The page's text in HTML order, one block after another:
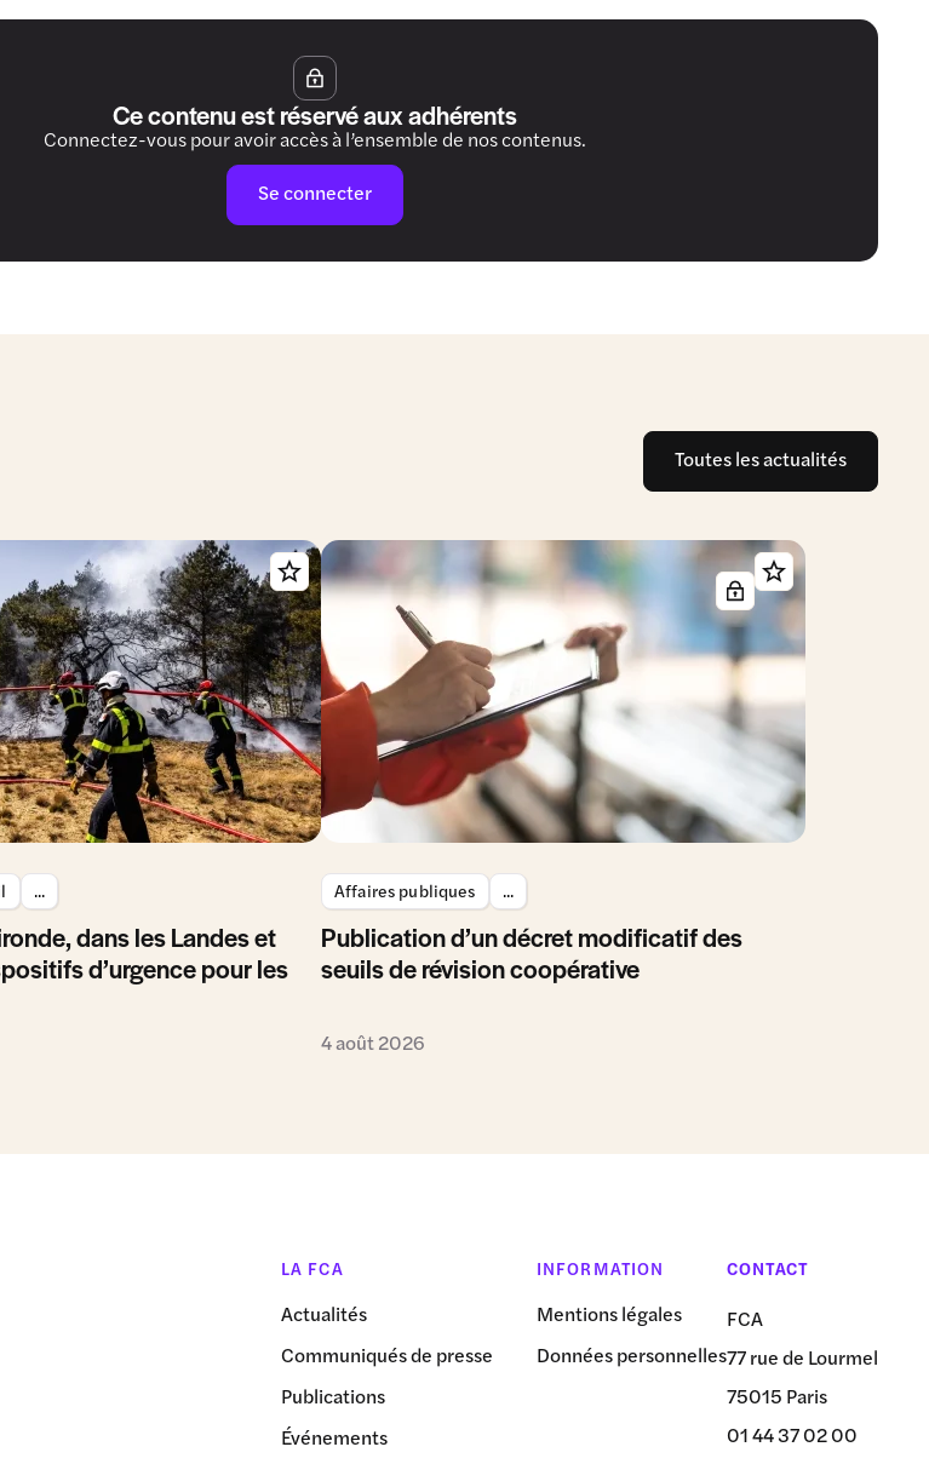
Ce contenu est réservé aux adhérents
Connectez-vous pour avoir accès à l’ensemble de nos contenus.
Se connecter
Toutes les actualités
...
dans les Landes et
d’urgence pour les
Affaires publiques ...
Publication d’un décret modificatif des
seuils de révision coopérative
4 août 2026
LA FCA
Actualités
Communiqués de presse
Publications
Événements
INFORMATION
Mentions légales
Données personnelles
CONTACT
FCA
77 rue de Lourmel
75015 Paris
01 44 37 02 00